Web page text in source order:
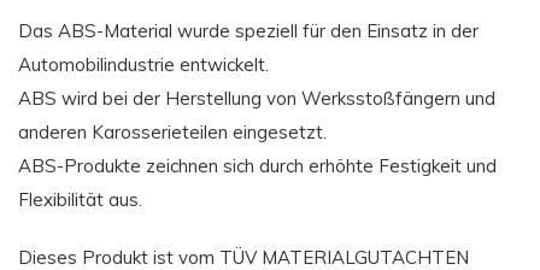
Das ABS-Material wurde speziell für den Einsatz in der
Automobilindustrie entwickelt.
ABS wird bei der Herstellung von Werksstoßfängern und
anderen Karosserieteilen eingesetzt.
ABS-Produkte zeichnen sich durch erhöhte Festigkeit und
Flexibilität aus.
Dieses Produkt ist vom TÜV MATERIALGUTACHTEN